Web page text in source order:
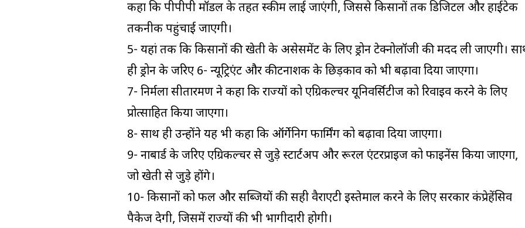
कहा कि पीपीपी मॉडल के तहत स्कीम लाई जाएंगी, जिससे किसानों तक डिजिटल और हाईटेक
तकनीक पहुंचाई जाएगी।
5- यहां तक कि किसानों की खेती के असेसमेंट के लिए ड्रोन टेक्नोलॉजी की मदद ली जाएगी।
ही ड्रोन के जरिए 6- न्यूट्रिएंट और कीटनाशक के छिड़काव को भी बढ़ावा दिया जाएगा।
7- निर्मला सीतारमण ने कहा कि राज्यों को एग्रिकल्चर यूनिवर्सिटीज को रिवाइव करने के लिए
प्रोत्साहित किया जाएगा।
8- साथ ही उन्होंने यह भी कहा कि ऑर्गेनिग फार्मिंग को बढ़ावा दिया जाएगा।
9- नाबार्ड के जरिए एग्रिकल्चर से जुड़े स्टार्टअप और रूरल एंटरप्राइज को फाइनेंस किया जाएगा,
जो खेती से जुड़े होंगे।
10- किसानों को फल और सब्जियों की सही वैराएटी इस्तेमाल करने के लिए सरकार कंप्रेहेंसिव
पैकेज देगी, जिसमें राज्यों की भी भागीदारी होगी।